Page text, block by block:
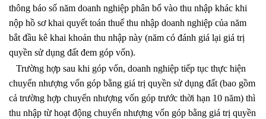
thông báo số năm doanh nghiệp phân bổ vào thu nhập khác khi
nộp hồ sơ khai quyết toán thuế thu nhập doanh nghiệp của năm
bắt đầu kê khai khoản thu nhập này (năm có đánh giá lại giá trị
quyền sử dụng đất đem góp vốn).
Trường hợp sau khi góp vốn, doanh nghiệp tiếp tục thực hiện
chuyển nhượng vốn góp bằng giá trị quyền sử dụng đất (bao gồm
cả trường hợp chuyển nhượng vốn góp trước thời hạn 10 năm) thì
thu nhập từ hoạt động chuyển nhượng vốn góp bằng giá trị quyền